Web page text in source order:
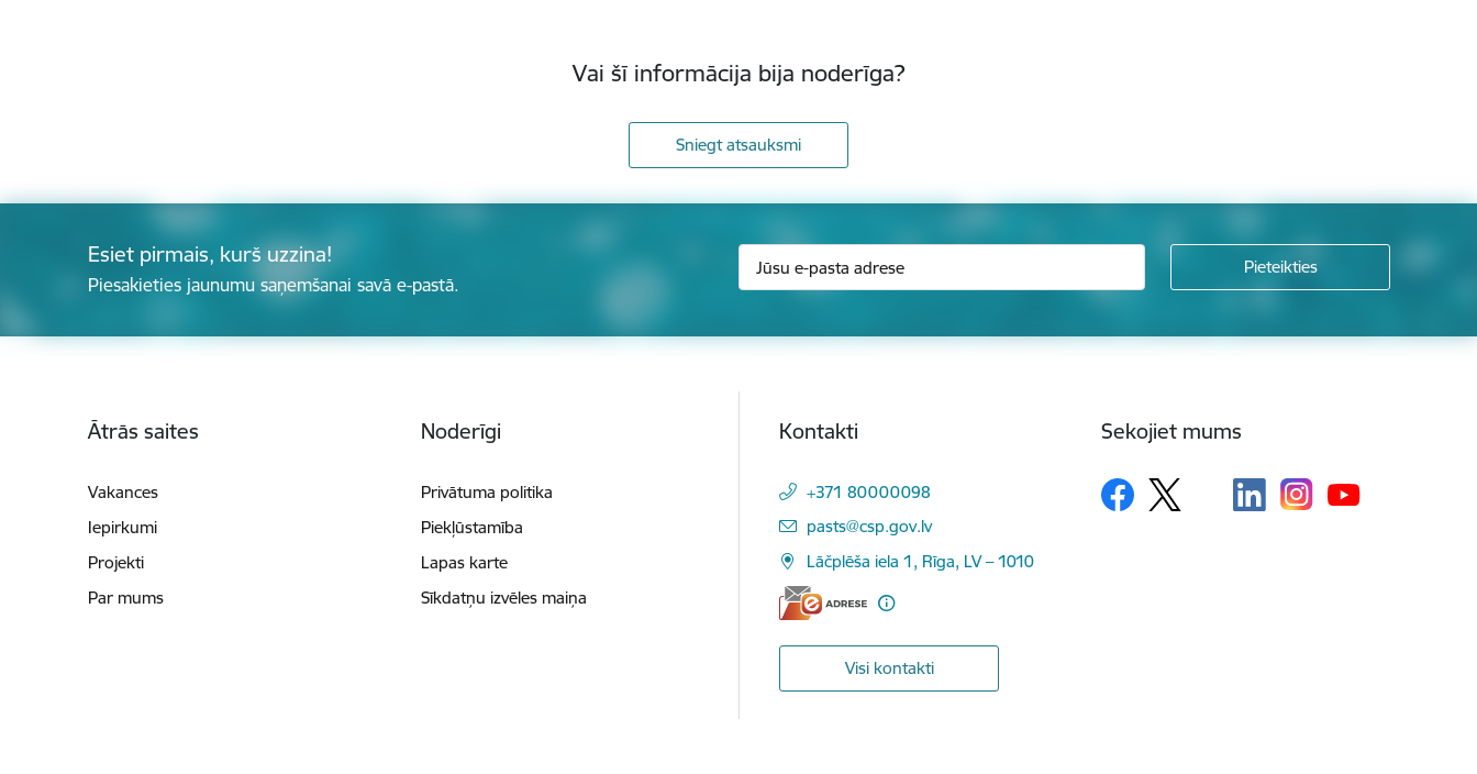
Vai šī informācija bija noderīga?
Sniegt atsauksmi
Esiet pirmais, kurš uzzina!
Piesakieties jaunumu saņemšanai savā e-pastā.
Ātrās saites
Vakances
Iepirkumi
Projekti
Par mums
Noderīgi
Privātuma politika
Piekļūstamība
Lapas karte
Sīkdatņu izvēles maiņa
Kontakti
+371 80000098
E-pasts:
pasts@csp.gov.lv
Lāčplēša iela 1, Rīga, LV – 1010
Visi kontakti
Sekojiet mums